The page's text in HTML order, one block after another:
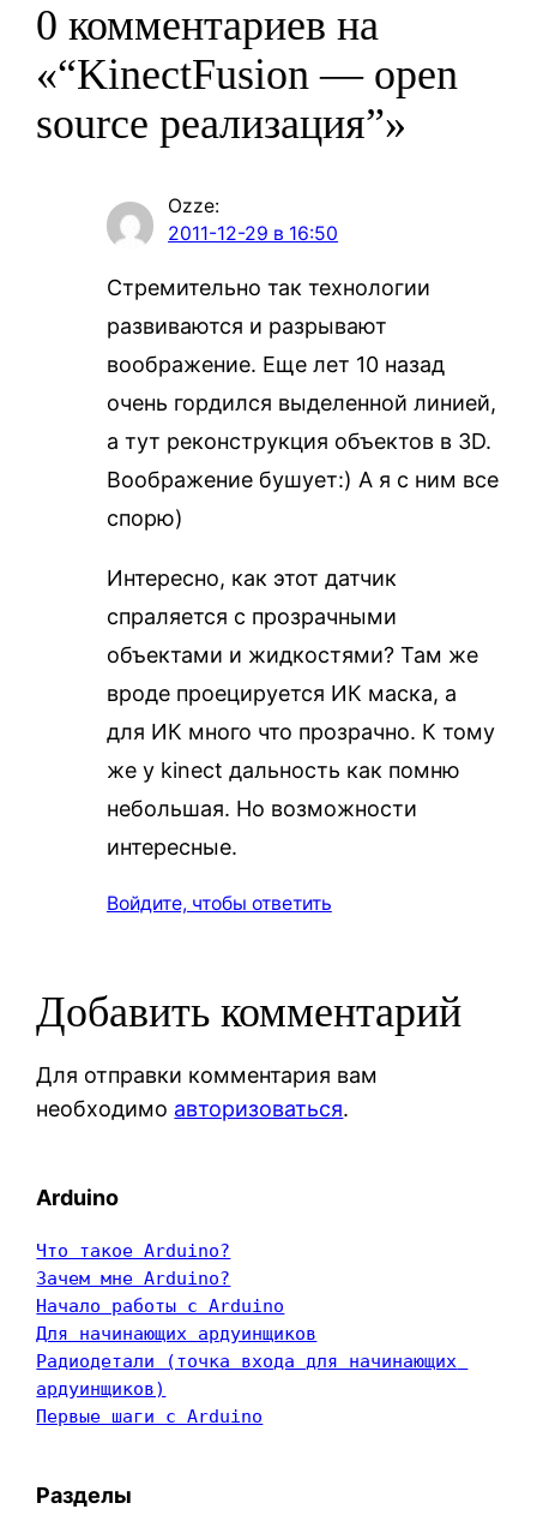
0 комментариев на
«“KinectFusion — open
source реализация”»
Ozze:
2011-12-29 в 16:50
Стремительно так технологии
развиваются и разрывают
воображение. Еще лет 10 назад
очень гордился выделенной линией,
а тут реконструкция объектов в 3D.
Воображение бушует:) А я с ним все
спорю)
Интересно, как этот датчик
спраляется с прозрачными
объектами и жидкостями? Там же
вроде проецируется ИК маска, а
для ИК много что прозрачно. К тому
же у kinect дальность как помню
небольшая. Но возможности
интересные.
Войдите, чтобы ответить
Добавить комментарий
Для отправки комментария вам
необходимо авторизоваться.
Arduino
Что такое Arduino?
Зачем мне Arduino?
Начало работы с Arduino
Для начинающих ардуинщиков
Радиодетали (точка входа для начинающих
ардуинщиков)
Первые шаги с Arduino
Разделы